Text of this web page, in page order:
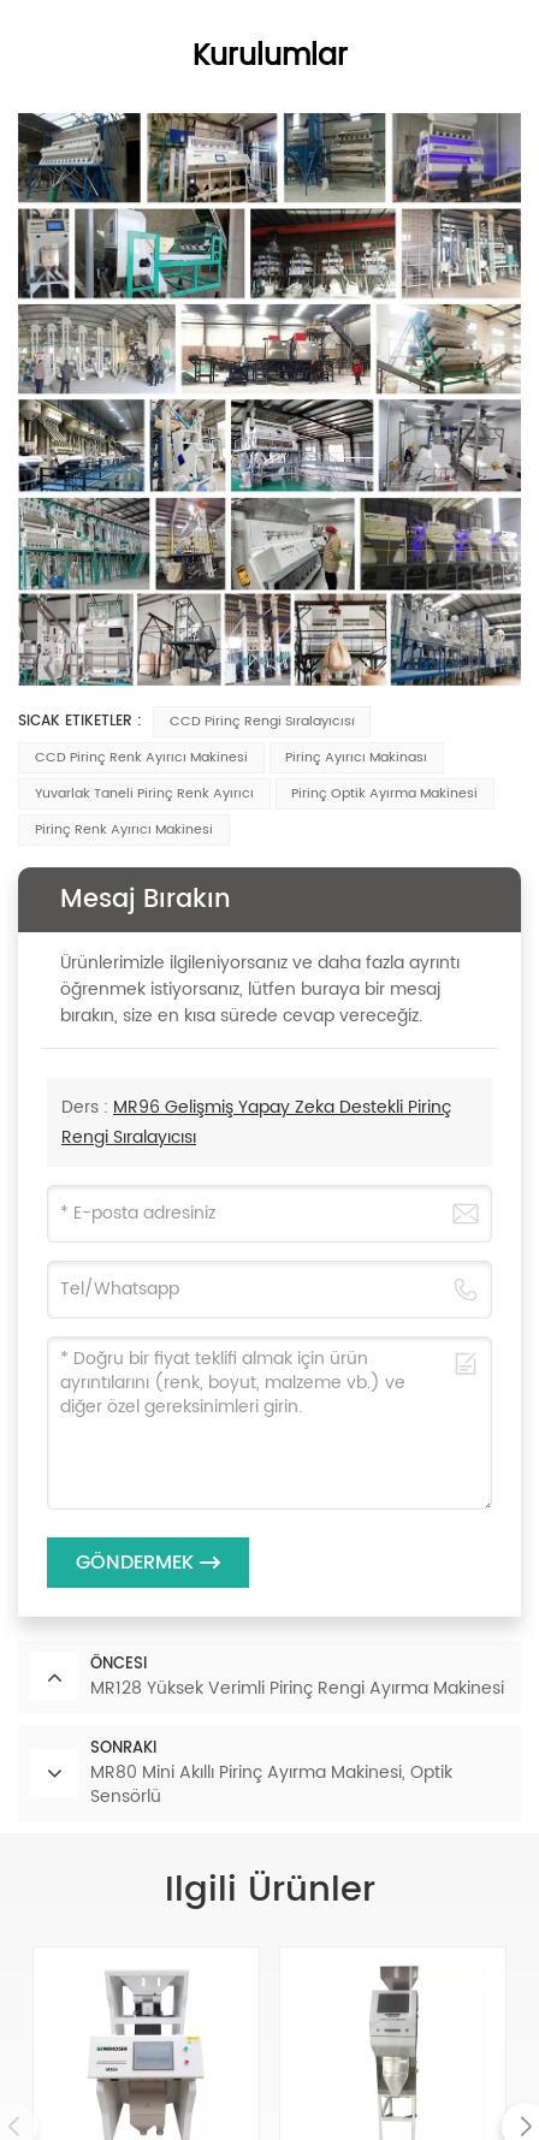
Kurulumlar
SICAK ETIKETLER :
CCD Pirinç Rengi Sıralayıcısı
CCD Pirinç Renk Ayırıcı Makinesi
Pirinç Ayırıcı Makinası
Yuvarlak Taneli Pirinç Renk Ayırıcı
Pirinç Optik Ayırma Makinesi
Pirinç Renk Ayırıcı Makinesi
Mesaj Bırakın
Ürünlerimizle ilgileniyorsanız ve daha fazla ayrıntı
öğrenmek istiyorsanız, lütfen buraya bir mesaj
bırakın, size en kısa sürede cevap vereceğiz.
Ders : MR96 Gelişmiş Yapay Zeka Destekli Pirinç
Rengi Sıralayıcısı
GÖNDERMEK
ÖNCESI
MR128 Yüksek Verimli Pirinç Rengi Ayırma Makinesi
SONRAKI
MR80 Mini Akıllı Pirinç Ayırma Makinesi, Optik
Sensörlü
Ilgili Ürünler